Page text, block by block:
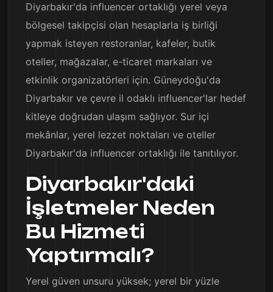
Diyarbakır'da influencer ortaklığı yerel veya
bölgesel takipçisi olan hesaplarla iş birliği
yapmak isteyen restoranlar, kafeler, butik
oteller, mağazalar, e-ticaret markaları ve
etkinlik organizatörleri için. Güneydoğu'da
Diyarbakır ve çevre il odaklı influencer'lar hedef
kitleye doğrudan ulaşım sağlıyor. Sur içi
mekânlar, yerel lezzet noktaları ve oteller
Diyarbakır'da influencer ortaklığı ile tanıtılıyor.
Diyarbakır'daki
İşletmeler Neden
Bu Hizmeti
Yaptırmalı?
Yerel güven unsuru yüksek; yerel bir yüzle